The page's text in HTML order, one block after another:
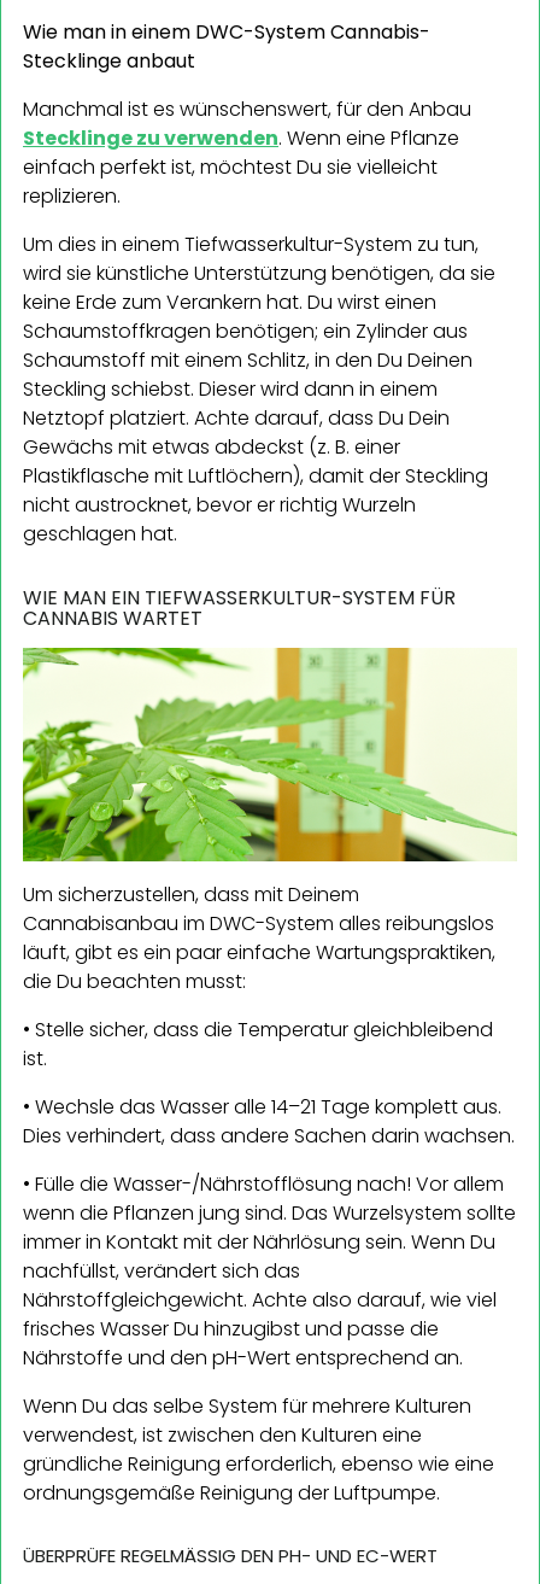
Wie man in einem DWC-System Cannabis-
Stecklinge anbaut
Manchmal ist es wünschenswert, für den Anbau
Stecklinge zu verwenden. Wenn eine Pflanze
einfach perfekt ist, möchtest Du sie vielleicht
replizieren.
Um dies in einem Tiefwasserkultur-System zu tun,
wird sie künstliche Unterstützung benötigen, da sie
keine Erde zum Verankern hat. Du wirst einen
Schaumstoffkragen benötigen; ein Zylinder aus
Schaumstoff mit einem Schlitz, in den Du Deinen
Steckling schiebst. Dieser wird dann in einem
Netztopf platziert. Achte darauf, dass Du Dein
Gewächs mit etwas abdeckst (z. B. einer
Plastikflasche mit Luftlöchern), damit der Steckling
nicht austrocknet, bevor er richtig Wurzeln
geschlagen hat.
WIE MAN EIN TIEFWASSERKULTUR-SYSTEM FÜR
CANNABIS WARTET
Um sicherzustellen, dass mit Deinem
Cannabisanbau im DWC-System alles reibungslos
läuft, gibt es ein paar einfache Wartungspraktiken,
die Du beachten musst:
• Stelle sicher, dass die Temperatur gleichbleibend
ist.
• Wechsle das Wasser alle 14–21 Tage komplett aus.
Dies verhindert, dass andere Sachen darin wachsen.
• Fülle die Wasser-/Nährstofflösung nach! Vor allem
wenn die Pflanzen jung sind. Das Wurzelsystem sollte
immer in Kontakt mit der Nährlösung sein. Wenn Du
nachfüllst, verändert sich das
Nährstoffgleichgewicht. Achte also darauf, wie viel
frisches Wasser Du hinzugibst und passe die
Nährstoffe und den pH-Wert entsprechend an.
Wenn Du das selbe System für mehrere Kulturen
verwendest, ist zwischen den Kulturen eine
gründliche Reinigung erforderlich, ebenso wie eine
ordnungsgemäße Reinigung der Luftpumpe.
ÜBERPRÜFE REGELMÄSSIG DEN PH- UND EC-WERT